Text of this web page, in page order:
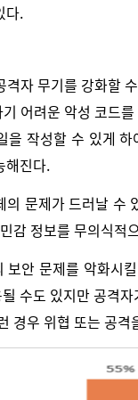
다.
격자 무기를 강화할
어려운 악성 코드
을 작성할 수 있게
해진다.
의 문제가 드러날 수
감 정보를 무의식적
보안 문제를 악화시
수도 있지만 공격
경우 위협 또는 공